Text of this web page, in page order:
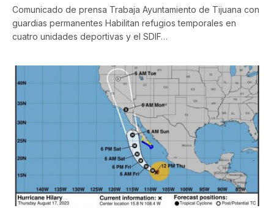
Comunicado de prensa Trabaja Ayuntamiento de Tijuana con
guardias permanentes Habilitan refugios temporales en
cuatro unidades deportivas y el SDIF…